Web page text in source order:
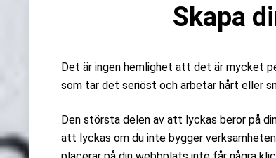
Skapa
Det är ingen hemlighet att det är mycket
som tar det seriöst och arbetar hårt eller
Den största delen av att lyckas beror på
att lyckas om du inte bygger